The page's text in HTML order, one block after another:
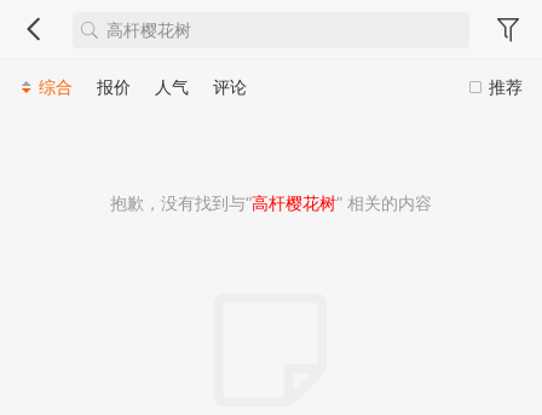
推荐
综合 报价 人气 评论
抱歉，没有找到与“高杆樱花树” 相关的内容